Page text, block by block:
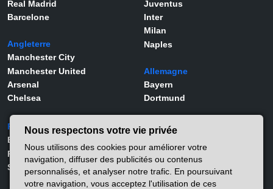
Real Madrid
Barcelone
Angleterre
Manchester City
Manchester United
Arsenal
Chelsea
Juventus
Inter
Milan
Naples
Allemagne
Bayern
Dortmund
Portugal
Benfica
Porto
Sporting
Joueurs
Rodrygo
Vinicius Jr
Nous respectons votre vie privée
Nous utilisons des cookies pour améliorer votre
navigation, diffuser des publicités ou contenus
personnalisés, et analyser notre trafic. En poursuivant
votre navigation, vous acceptez l'utilisation de ces